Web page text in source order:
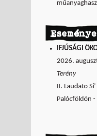
IFJÚSÁGI
2026.
Terény
II. Laudato
Palócföldön -